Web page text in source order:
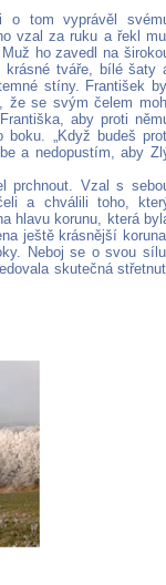
o tom vyprávěl
vzal za ruku a řekl
ho zavedl na
krásné tváře, bílé šaty
stíny. František byl
že se svým čelem mohl
aby proti
„Když budeš
a nedopustím, aby
prchnout. Vzal s
a chválili toho,
hlavu korunu, která
ještě krásnější
Neboj se o svou
skutečná